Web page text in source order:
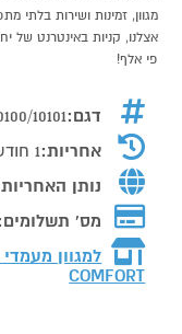
מגוון, זמינות ושירות בלתי
פי אלף!
דגם:10101
אחריות:1 חודשים
נותן
מס'
למגוון
COMFORT